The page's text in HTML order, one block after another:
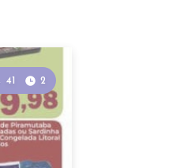
41 2